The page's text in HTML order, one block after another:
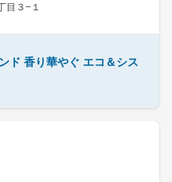
目３−１
ド 香り華やぐ エコ＆シス